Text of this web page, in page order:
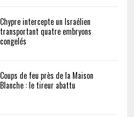
Chypre intercepte un Israélien
transportant quatre embryons
congelés
Coups de feu près de la Maison
Blanche : le tireur abattu